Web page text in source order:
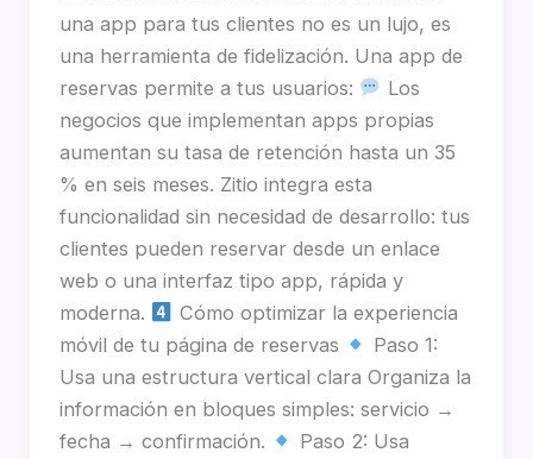
una app para tus clientes no es un lujo, es
una herramienta de fidelización. Una app de
reservas permite a tus usuarios:
Los
negocios que implementan apps propias
aumentan su tasa de retención hasta un 35
% en seis meses. Zitio integra esta
funcionalidad sin necesidad de desarrollo: tus
clientes pueden reservar desde un enlace
web o una interfaz tipo app, rápida y
moderna.
Cómo optimizar la experiencia
móvil de tu página de reservas
Paso 1:
Usa una estructura vertical clara Organiza la
información en bloques simples: servicio →
fecha → confirmación.
Paso 2: Usa